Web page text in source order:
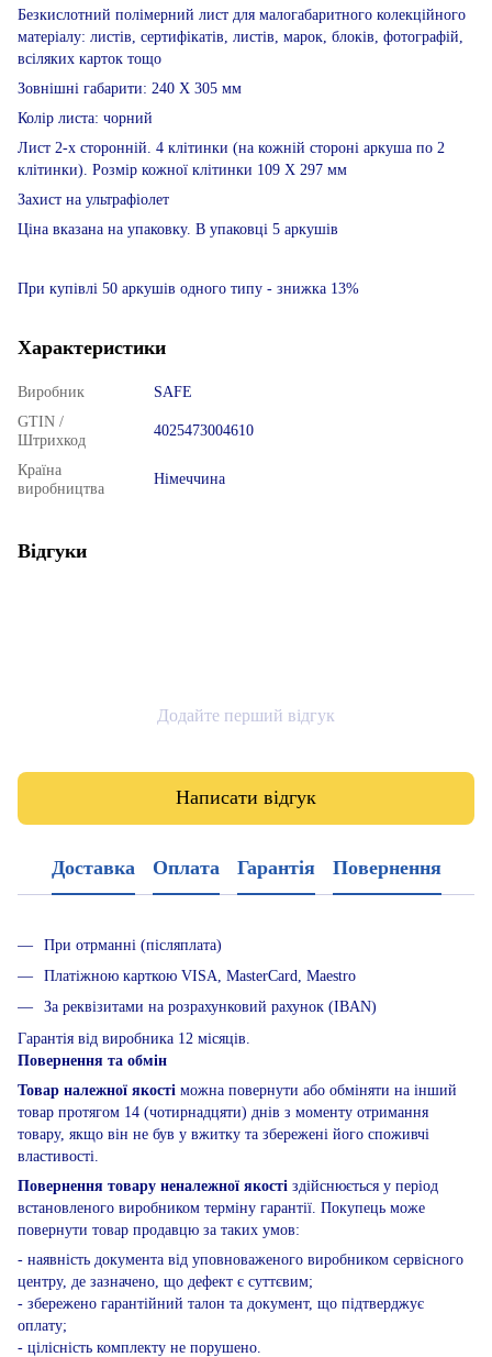
Безкислотний полімерний лист для малогабаритного колекційного
матеріалу: листів, сертифікатів, листів, марок, блоків, фотографій,
всіляких карток тощо
Зовнішні габарити: 240 Х 305 мм
Колір листа: чорний
Лист 2-х сторонній. 4 клітинки (на кожній стороні аркуша по 2
клітинки). Розмір кожної клітинки 109 Х 297 мм
Захист на ультрафіолет
Ціна вказана на упаковку. В упаковці 5 аркушів
При купівлі 50 аркушів одного типу - знижка 13%
Характеристики
Виробник
SAFE
GTIN /
Штрихкод
4025473004610
Країна
виробництва
Німеччина
Відгуки
Додайте перший відгук
Написати відгук
Доставка Оплата Гарантія Повернення
При отрманні (післяплата)
Платіжною карткою VISA, MasterCard, Maestro
За реквізитами на розрахунковий рахунок (IBAN)
Гарантія від виробника 12 місяців.
Повернення та обмін
Товар належної якості можна повернути або обміняти на інший
товар протягом 14 (чотирнадцяти) днів з моменту отримання
товару, якщо він не був у вжитку та збережені його споживчі
властивості.
Повернення товару неналежної якості здійснюється у період
встановленого виробником терміну гарантії. Покупець може
повернути товар продавцю за таких умов:
- наявність документа від уповноваженого виробником сервісного
центру, де зазначено, що дефект є суттєвим;
- збережено гарантійний талон та документ, що підтверджує
оплату;
- цілісність комплекту не порушено.